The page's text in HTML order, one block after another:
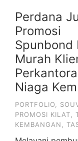
Perdana
Promosi
Spunbond
Murah
Niaga
PORTFOLIO
PROMOSI KILAT
KEMBANGAN